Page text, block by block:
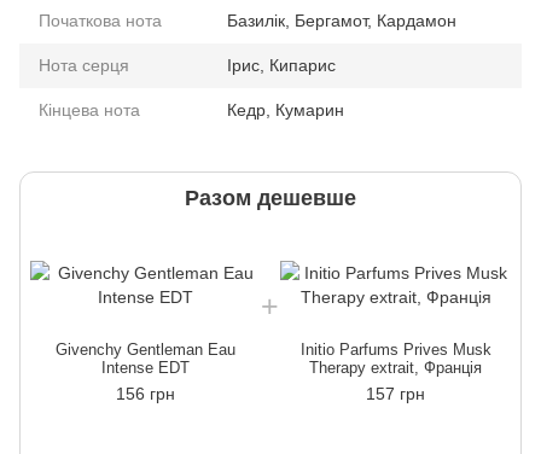
Початкова нота Базилік, Бергамот, Кардамон
Нота серця Ірис, Кипарис
Кінцева нота Кедр, Кумарин
Разом дешевше
Givenchy Gentleman Eau
Intense EDT
156 грн
Initio Parfums Prives Musk
Therapy extrait, Франція
157 грн